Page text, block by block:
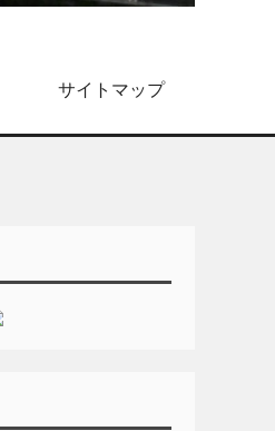
サイトマップ